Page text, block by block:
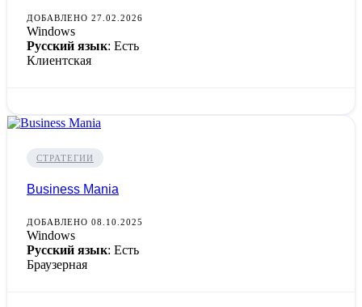
ДОБАВЛЕНО 27.02.2026
Windows
Русский язык: Есть
Клиентская
СТРАТЕГИИ
Business Mania
ДОБАВЛЕНО 08.10.2025
Windows
Русский язык: Есть
Браузерная